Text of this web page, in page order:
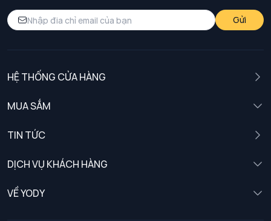
Gửi
HỆ THỐNG CỬA HÀNG
MUA SẮM
TIN TỨC
DỊCH VỤ KHÁCH HÀNG
Chính sách khách hàng thân thiết
VỀ YODY